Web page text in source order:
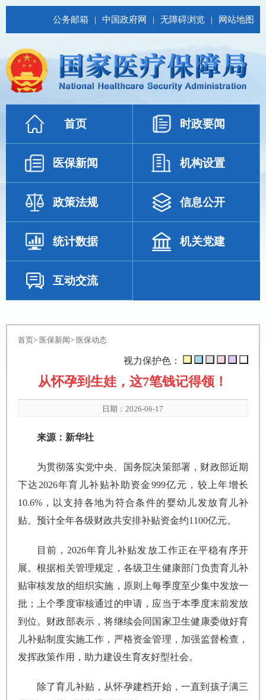
公务邮箱 | 中国政府网 | 无障碍浏览 | 网站地图
首页 时政要闻
医保新闻 机构设置
政策法规 信息公开
统计数据 机关党建
互动交流
首页> 医保新闻> 医保动态
视力保护色：
从怀孕到生娃，这7笔钱记得领！
日期：2026-06-17
来源：新华社
为贯彻落实党中央、国务院决策部署，财政部近期
下达2026年育儿补贴补助资金999亿元，较上年增长
10.6%，以支持各地为符合条件的婴幼儿发放育儿补
贴。预计全年各级财政共安排补贴资金约1100亿元。
目前，2026年育儿补贴发放工作正在平稳有序开
展。根据相关管理规定，各级卫生健康部门负责育儿补
贴审核发放的组织实施，原则上每季度至少集中发放一
批；上个季度审核通过的申请，应当于本季度末前发放
到位。财政部表示，将继续会同国家卫生健康委做好育
儿补贴制度实施工作，严格资金管理，加强监督检查，
发挥政策作用，助力建设生育友好型社会。
除了育儿补贴，从怀孕建档开始，一直到孩子满三